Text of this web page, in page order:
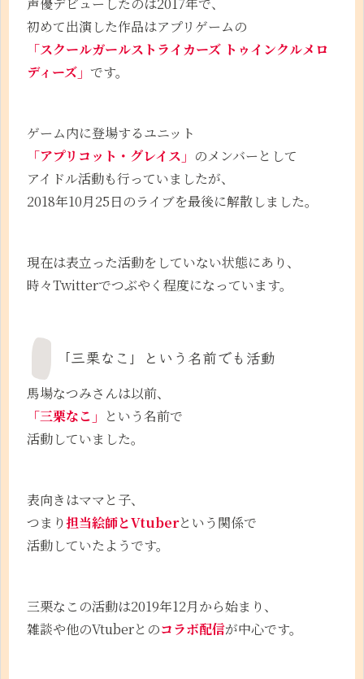
初めて出演した作品はアプリゲームの
「スクールガールストライカーズ トゥインクルメロ
ディーズ」 です。
ゲーム内に登場するユニット
「アプリコット・グレイス」 のメンバーとして
アイドル活動も行っていましたが、
2018年10月25日のライブを最後に解散しました。
現在は表立った活動をしていない状態にあり、
時々Twitterでつぶやく程度になっています。
「三栗なこ」という名前でも活動
馬場なつみさんは以前、
「三栗なこ」 という名前で
活動していました。
表向きはママと子、
つまり担当絵師とVtuberという関係で
活動していたようです。
三栗なこの活動は2019年12月から始まり、
雑談や他のVtuberとのコラボ配信が中心です。